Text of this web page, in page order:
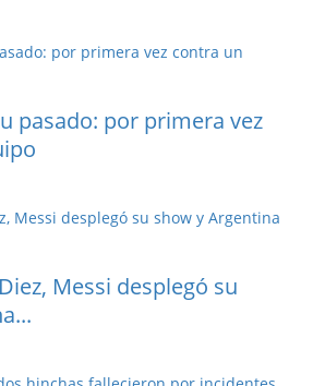
pasado: por primera vez
Messi desplegó su